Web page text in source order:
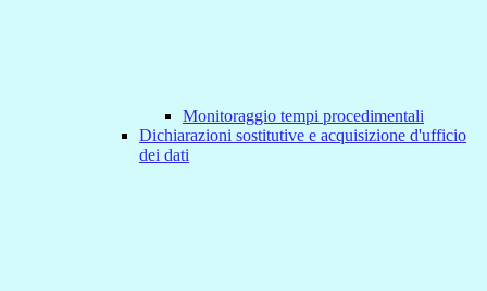
Monitoraggio tempi procedimentali
Dichiarazioni sostitutive e acquisizione d'ufficio
dei dati